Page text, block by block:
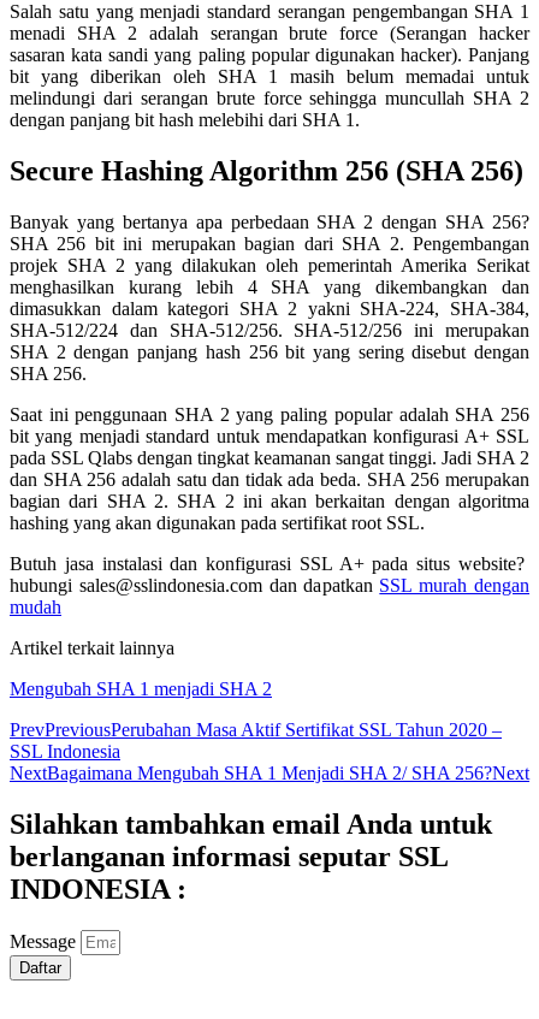
Salah satu yang menjadi standard serangan pengembangan SHA 1
menadi SHA 2 adalah serangan brute force (Serangan hacker
sasaran kata sandi yang paling popular digunakan hacker). Panjang
bit yang diberikan oleh SHA 1 masih belum memadai untuk
melindungi dari serangan brute force sehingga muncullah SHA 2
dengan panjang bit hash melebihi dari SHA 1.
Secure Hashing Algorithm 256 (SHA 256)
Banyak yang bertanya apa perbedaan SHA 2 dengan SHA 256?
SHA 256 bit ini merupakan bagian dari SHA 2. Pengembangan
projek SHA 2 yang dilakukan oleh pemerintah Amerika Serikat
menghasilkan kurang lebih 4 SHA yang dikembangkan dan
dimasukkan dalam kategori SHA 2 yakni SHA-224, SHA-384,
SHA-512/224 dan SHA-512/256. SHA-512/256 ini merupakan
SHA 2 dengan panjang hash 256 bit yang sering disebut dengan
SHA 256.
Saat ini penggunaan SHA 2 yang paling popular adalah SHA 256
bit yang menjadi standard untuk mendapatkan konfigurasi A+ SSL
pada SSL Qlabs dengan tingkat keamanan sangat tinggi. Jadi SHA 2
dan SHA 256 adalah satu dan tidak ada beda. SHA 256 merupakan
bagian dari SHA 2. SHA 2 ini akan berkaitan dengan algoritma
hashing yang akan digunakan pada sertifikat root SSL.
Butuh jasa instalasi dan konfigurasi SSL A+ pada situs website?
hubungi sales@sslindonesia.com dan dapatkan SSL murah dengan
mudah
Artikel terkait lainnya
Mengubah SHA 1 menjadi SHA 2
PrevPreviousPerubahan Masa Aktif Sertifikat SSL Tahun 2020 –
SSL Indonesia
NextBagaimana Mengubah SHA 1 Menjadi SHA 2/ SHA 256?Next
Silahkan tambahkan email Anda untuk
berlanganan informasi seputar SSL
INDONESIA :
Message
Daftar